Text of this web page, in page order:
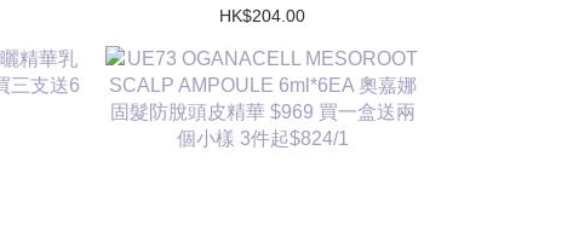
HK$204.00